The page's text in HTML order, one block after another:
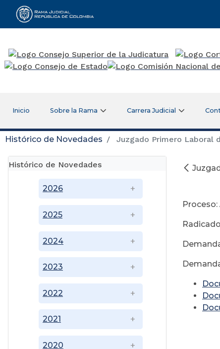
Rama Judicial
Inicio Sobre la Rama Carrera Judicial
Histórico de Novedades Juzgado Primero Laboral
Histórico de Novedades
2020
2021
2022
2023
2024
2025
2026